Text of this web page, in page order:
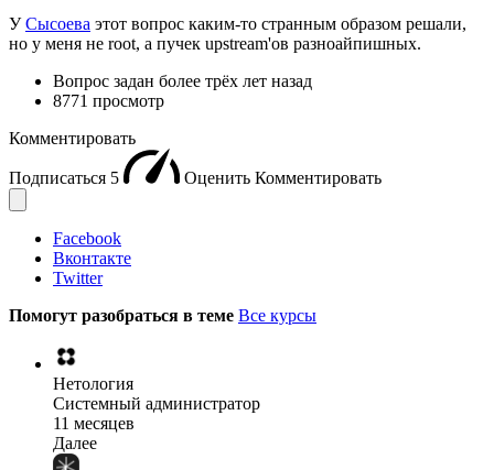
УСысоева этот вопрос каким-то странным образом решали,
но у меня не root, а пучек upstream'ов разноайпишных.
Вопрос задан более трёх лет назад
8771 просмотр
Комментировать
Подписаться 5 Оценить Комментировать
Facebook
Вконтакте
Twitter
Помогут разобраться в теме Все курсы
Нетология
Системный администратор
11 месяцев
Далее